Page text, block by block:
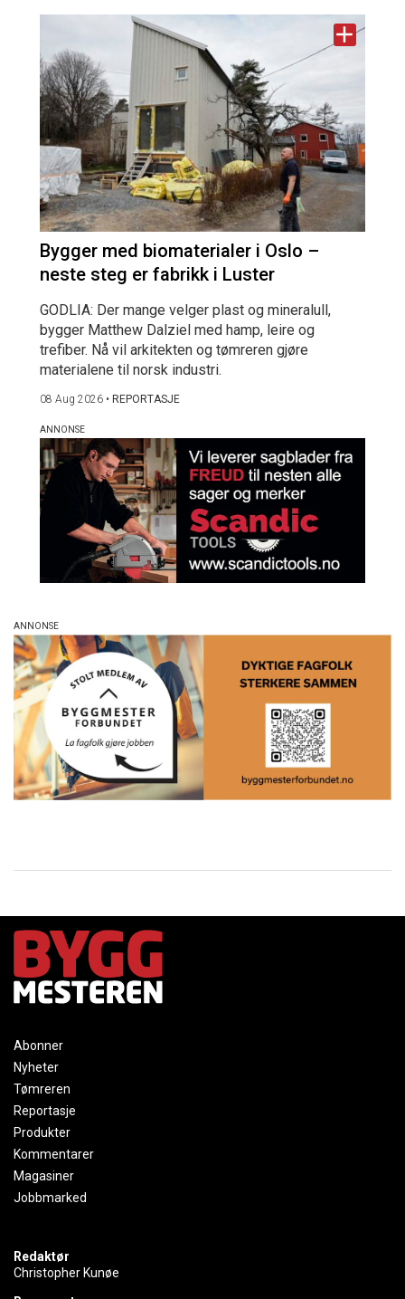
Bygger med biomaterialer i Oslo –
neste steg er fabrikk i Luster
GODLIA: Der mange velger plast og mineralull,
bygger Matthew Dalziel med hamp, leire og
trefiber. Nå vil arkitekten og tømreren gjøre
materialene til norsk industri.
08 Aug 2026 • REPORTASJE
Abonner
Nyheter
Tømreren
Reportasje
Produkter
Kommentarer
Magasiner
Jobbmarked
Redaktør
Christopher Kunøe